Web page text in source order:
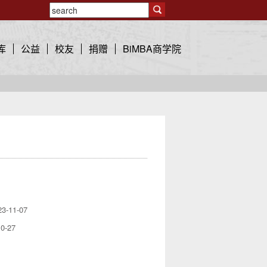
公益 校友 捐赠 BiMBA商学院
11-07
27